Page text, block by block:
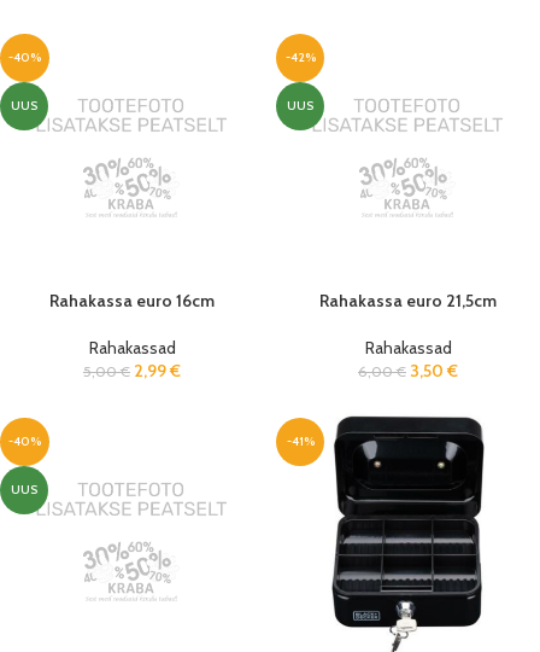
-40%
UUS
Rahakassa euro 16cm
Rahakassad
5,00€ 2,99€
-42%
UUS
Rahakassa euro 21,5cm
Rahakassad
6,00€ 3,50 €
-40%
UUS
-41%